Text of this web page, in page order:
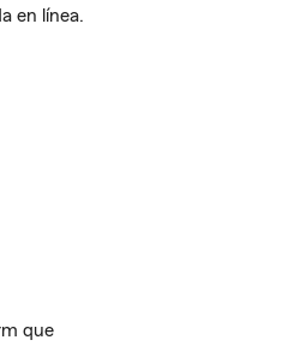
en línea.
que